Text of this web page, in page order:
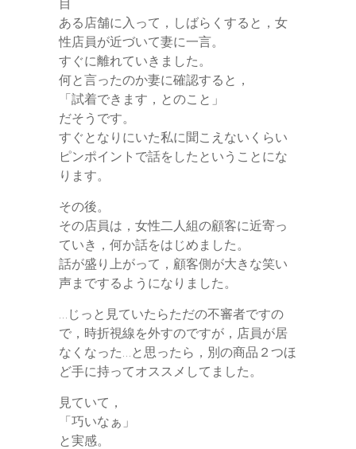
ある店舗に入って，しばらくすると，女
性店員が近づいて妻に一言。
すぐに離れていきました。
何と言ったのか妻に確認すると，
「試着できます，とのこと」
だそうです。
すぐとなりにいた私に聞こえないくらい
ピンポイントで話をしたということにな
ります。
その後。
その店員は，女性二人組の顧客に近寄っ
ていき，何か話をはじめました。
話が盛り上がって，顧客側が大きな笑い
声までするようになりました。
…じっと見ていたらただの不審者ですの
で，時折視線を外すのですが，店員が居
なくなった…と思ったら，別の商品２つほ
ど手に持ってオススメしてました。
見ていて，
「巧いなぁ」
と実感。